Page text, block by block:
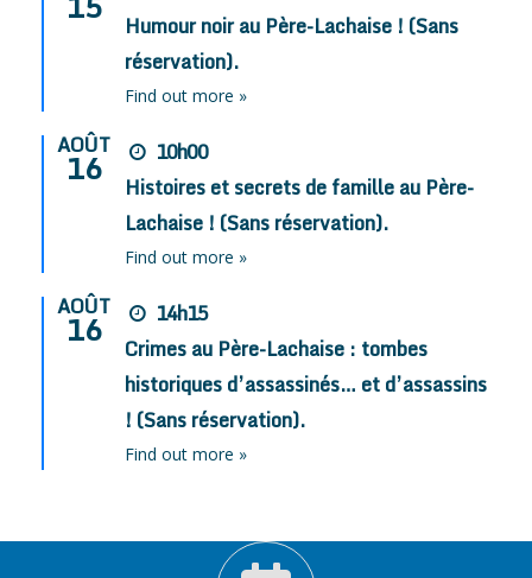
Humour noir au Père-Lachaise ! (Sans
réservation).
Find out more »
AOÛT
16
10h00
Histoires et secrets de famille au Père-
Lachaise ! (Sans réservation).
Find out more »
AOÛT
16
14h15
Crimes au Père-Lachaise : tombes
historiques d’assassinés… et d’assassins
! (Sans réservation).
Find out more »